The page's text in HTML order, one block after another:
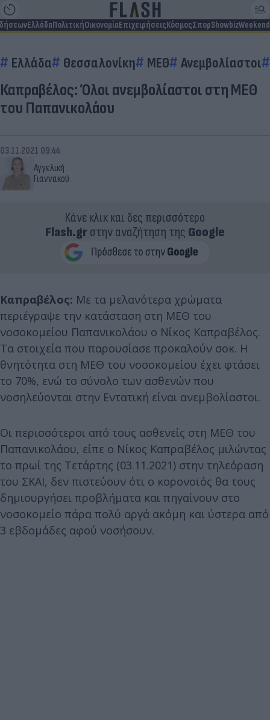
ΕλλάδαΠολιτικήΟικονομίαΕπιχειρήσειςΚόσμοςΣπορShowbizWeekend
Ελλάδα Θεσσαλονίκη ΜΕΘ Ανεμβολίαστοι
Καπραβέλος: Όλοι ανεμβολίαστοι στη ΜΕΘ
του Παπανικολάου
Αγγελική
Γιαννακού
03.11.2021 09:44
Κάνε κλικ και δες περισσότερο
Flash.grστην αναζήτηση της Google
Καπραβέλος: Με τα μελανότερα χρώματα
περιέγραψε την κατάσταση στη ΜΕΘ του
νοσοκομείου Παπανικολάου ο Νίκος Καπραβέλος.
Τα στοιχεία που παρουσίασε προκαλούν σοκ. Η
θνητότητα στη ΜΕΘ του νοσοκομείου έχει φτάσει
το 70%, ενώ το σύνολο των ασθενών που
νοσηλεύονται στην Εντατική είναι ανεμβολίαστοι.
Οι περισσότεροι από τους ασθενείς στη ΜΕΘ του
Παπανικολάου, είπε ο Νίκος Καπραβέλος μιλώντας
το πρωί της Τετάρτης (03.11.2021) στην τηλεόραση
του ΣΚΑΙ, δεν πιστεύουν ότι ο κορονοϊός θα τους
δημιουργήσει προβλήματα και πηγαίνουν στο
νοσοκομείο πάρα πολύ αργά ακόμη και ύστερα από
3 εβδομάδες αφού νοσήσουν.